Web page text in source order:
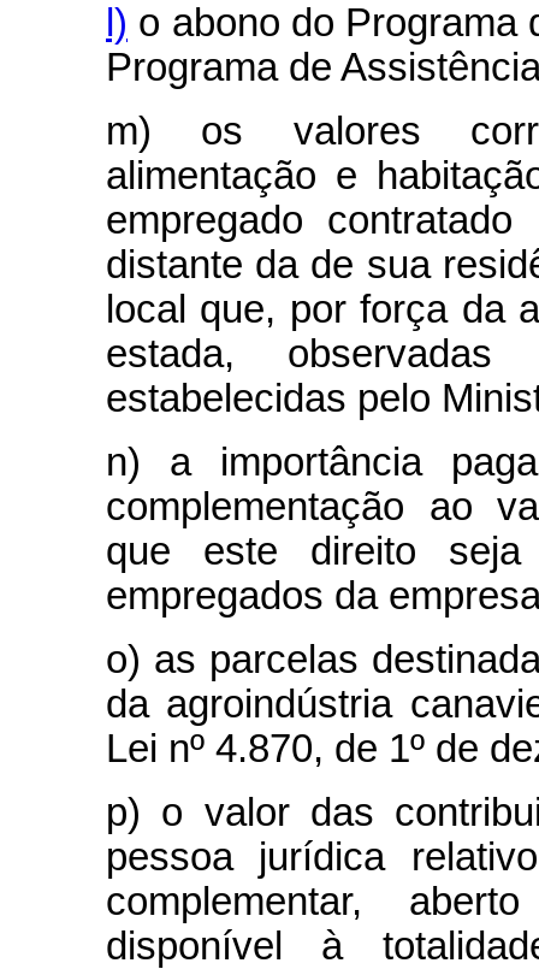
l) o abono do Programa
Programa de
m) os valores
alimentação e
empregado
distante da de sua
local que, por força da
estada,
estabelecidas pelo
n) a importância
complementação ao
que este direito
empregados da
o) as parcelas
da agroindústria
Lei nº 4.870, de 1º de
p) o valor das
pessoa jurídica
complementar,
disponível à